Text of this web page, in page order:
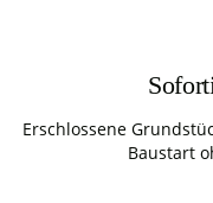
Erschlossene
Baustart